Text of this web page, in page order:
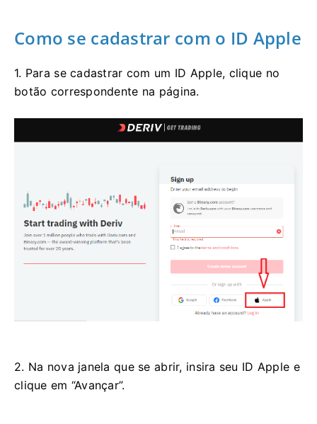
Como se cadastrar com o ID Apple
1. Para se cadastrar com um ID Apple, clique no
botão correspondente na página.
2. Na nova janela que se abrir, insira seu ID Apple e
clique em “Avançar”.